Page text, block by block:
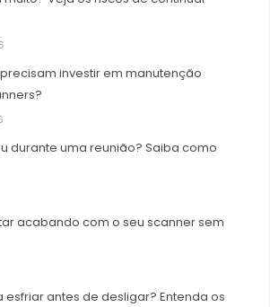
investir em manutenção
durante uma reunião? Saiba como
acabando com o seu scanner sem
antes de desligar? Entenda os